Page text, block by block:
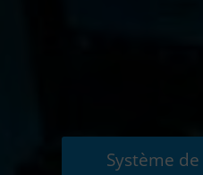
Système de